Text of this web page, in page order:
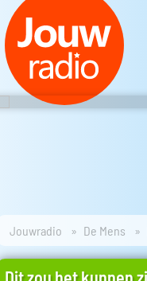
Jouwradio De Mens